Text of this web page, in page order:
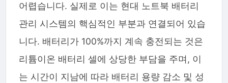
어렵습니다. 실제로 이는 현대 노트북 배터리
관리 시스템의 핵심적인 부분과 연결되어 있습
니다. 배터리가 100%까지 계속 충전되는 것은
리튬이온 배터리 셀에 상당한 부담을 주며, 이
는 시간이 지남에 따라 배터리 용량 감소 및 성